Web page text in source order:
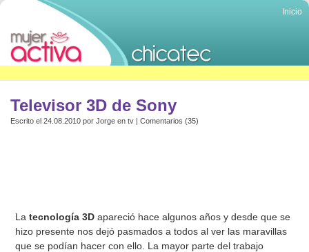
Inicio
Televisor 3D de Sony
Escrito el 24.08.2010 por Jorge en tv | Comentarios (35)
Latecnología 3D apareció hace algunos años y desde que se
hizo presente nos dejó pasmados a todos al ver las maravillas
que se podían hacer con ello. La mayor parte del trabajo